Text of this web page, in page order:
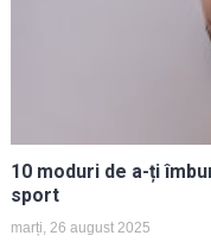
10 moduri de a-ți
sport
marți, 26 august 2025